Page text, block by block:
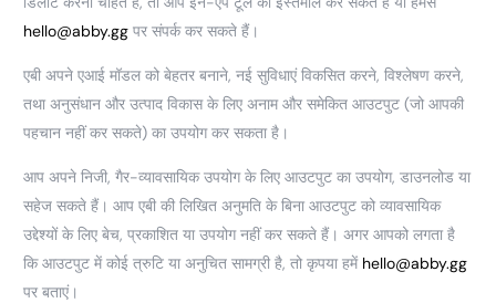
hello@abby.gg पर संपर्क कर सकते हैं।
एबी अपने एआई मॉडल को बेहतर बनाने, नई सुविधाएं विकसित करने, विश्लेषण करने,
तथा अनुसंधान और उत्पाद विकास के लिए अनाम और समेकित आउटपुट (जो आपकी
पहचान नहीं कर सकते) का उपयोग कर सकता है।
आप अपने निजी, गैर-व्यावसायिक उपयोग के लिए आउटपुट का उपयोग, डाउनलोड या
सहेज सकते हैं। आप एबी की लिखित अनुमति के बिना आउटपुट को व्यावसायिक
उद्देश्यों के लिए बेच, प्रकाशित या उपयोग नहीं कर सकते हैं। अगर आपको लगता है
कि आउटपुट में कोई त्रुटि या अनुचित सामग्री है, तो कृपया हमें hello@abby.gg
पर बताएं।